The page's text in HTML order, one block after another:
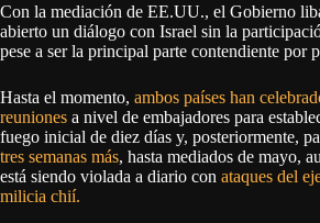
Con la mediación de EE.UU., el Gobierno
abierto un diálogo con Israel sin la
pese a ser la principal parte contendiente por
Hasta el momento, ambos países han
reuniones a nivel de embajadores para
fuego inicial de diez días y, posteriormente,
tres semanas más, hasta mediados de mayo,
está siendo violada a diario con ataques del
milicia chií.